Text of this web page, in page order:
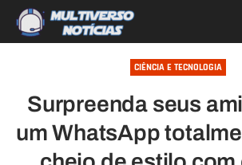
CIÊNCIA E TECNOLOGIA
Surpreenda seus
um WhatsApp